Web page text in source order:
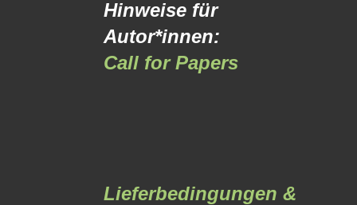
Hinweise für
Autor*innen:
Call for Papers
Lieferbedingungen &